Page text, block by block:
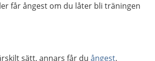
får ångest om du låter bli träningen
sätt, annars får duångest.